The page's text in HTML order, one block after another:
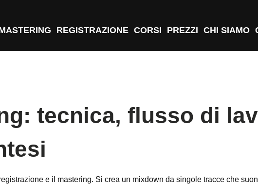
REGISTRAZIONE CORSI PREZZI CHI SIAMO
tecnica, flusso di
e il mastering. Si crea un mixdown da singole tracce che